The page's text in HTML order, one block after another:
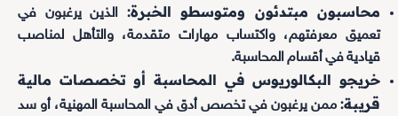
محاسبون مبتدئون ومتوسطو الخبرة: الذين يرغبون في
تعميق معرفتهم، واكتساب مهارات متقدمة، والتأهل لمناصب
قيادية في أقسام المحاسبة.
خريجو البكالوريوس في المحاسبة أو تخصصات مالية
قريبة: ممن يرغبون في تخصص أدق في المحاسبة المهنية، أو سد